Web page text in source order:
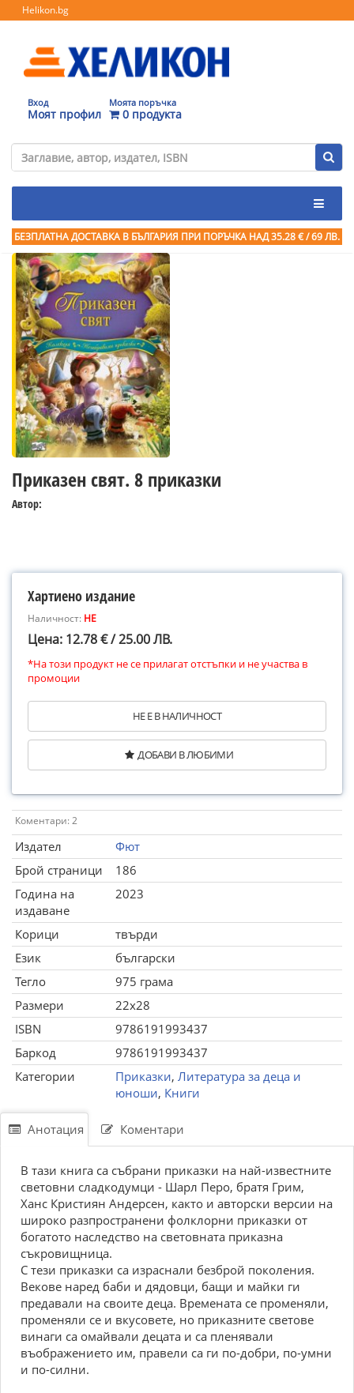
Helikon.bg
Вход
Моят профил
Моята поръчка
0 продукта
БЕЗПЛАТНА ДОСТАВКА В БЪЛГАРИЯ ПРИ ПОРЪЧКА НАД 35.28 € / 69 ЛВ.
Приказен свят. 8 приказки
Автор:
Хартиено издание
Наличност: НЕ
Цена: 12.78 € / 25.00 ЛВ.
*На този продукт не се прилагат отстъпки и не участва в
промоции
НЕ Е В НАЛИЧНОСТ
ДОБАВИ В ЛЮБИМИ
Коментари: 2
Издател
Фют
Брой страници
186
Година на
издаване
2023
Корици
твърди
Език
български
Тегло
975 грама
Размери
22x28
ISBN
9786191993437
Баркод
9786191993437
Категории
Приказки, Литература за деца и
юноши, Книги
Анотация Коментари
В тази книга са събрани приказки на най-известните
световни сладкодумци - Шарл Перо, братя Грим,
Ханс Кристиян Андерсен, както и авторски версии на
широко разпространени фолклорни приказки от
богатото наследство на световната приказна
съкровищница.
С тези приказки са израснали безброй поколения.
Векове наред баби и дядовци, бащи и майки ги
предавали на своите деца. Времената се променяли,
променяли се и вкусовете, но приказните светове
винаги са омайвали децата и са пленявали
въображението им, правели са ги по-добри, по-умни
и по-силни.